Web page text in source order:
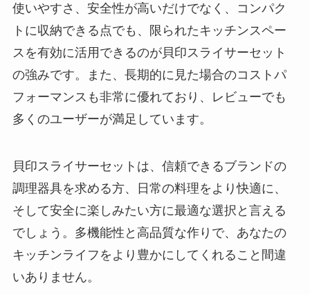
使いやすさ、安全性が高いだけでなく、コンパク
トに収納できる点でも、限られたキッチンスペー
スを有効に活用できるのが貝印スライサーセット
の強みです。また、長期的に見た場合のコストパ
フォーマンスも非常に優れており、レビューでも
多くのユーザーが満足しています。
貝印スライサーセットは、信頼できるブランドの
調理器具を求める方、日常の料理をより快適に、
そして安全に楽しみたい方に最適な選択と言える
でしょう。多機能性と高品質な作りで、あなたの
キッチンライフをより豊かにしてくれること間違
いありません。